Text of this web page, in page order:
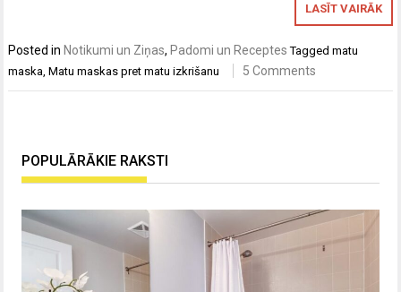
LASĪT VAIRĀK
Posted in Notikumi un Ziņas, Padomi un Receptes Taggedmatu
maska ,Matu maskas pret matu izkrišanu 5 Comments
POPULĀRĀKIE RAKSTI